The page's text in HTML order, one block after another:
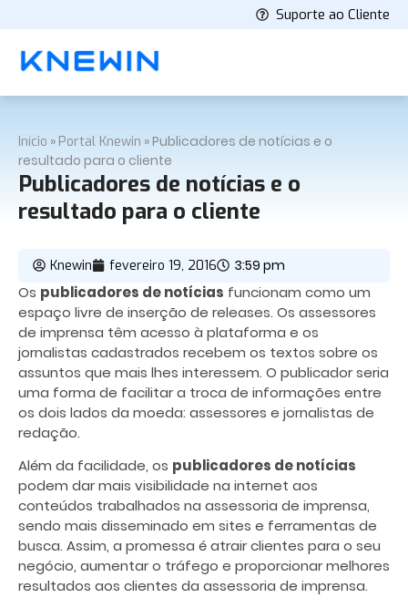
Suporte ao Cliente
Início » Portal Knewin »Publicadores de notícias e o
resultado para o cliente
Publicadores de notícias e o
resultado para o cliente
Knewin fevereiro 19, 2016 3:59 pm
Os publicadores de notícias funcionam como um
espaço livre de inserção de releases. Os assessores
de imprensa têm acesso à plataforma e os
jornalistas cadastrados recebem os textos sobre os
assuntos que mais lhes interessem. O publicador seria
uma forma de facilitar a troca de informações entre
os dois lados da moeda: assessores e jornalistas de
redação.
Além da facilidade, os publicadores de notícias
podem dar mais visibilidade na internet aos
conteúdos trabalhados na assessoria de imprensa,
sendo mais disseminado em sites e ferramentas de
busca. Assim, a promessa é atrair clientes para o seu
negócio, aumentar o tráfego e proporcionar melhores
resultados aos clientes da assessoria de imprensa.